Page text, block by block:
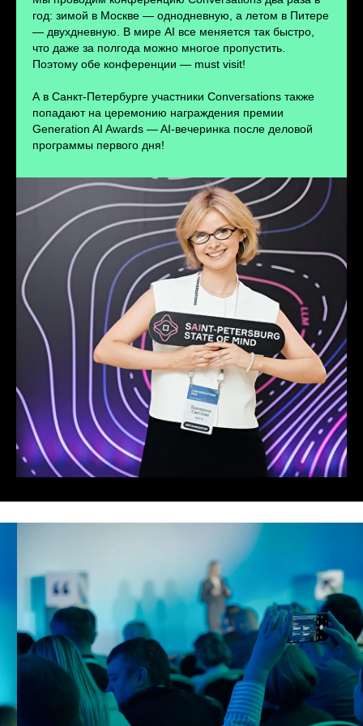
год: зимой в Москве — однодневную, а летом в Питере
— двухдневную. В мире AI все меняется так быстро,
что даже за полгода можно многое пропустить.
Поэтому обе конференции — must visit!
А в Санкт-Петербурге участники Conversations также
попадают на церемонию награждения премии
Generation AI Awards — AI-вечеринка после деловой
программы первого дня!
ПЕРЕЙТИ